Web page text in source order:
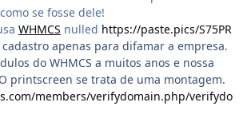
se fosse dele!
WHMCS nulled https://paste.pics/S75PR
apenas para difamar a empresa.
do WHMCS a muitos anos e nossa
printscreen se trata de uma montagem.
members/verifydomain.php/verifydo